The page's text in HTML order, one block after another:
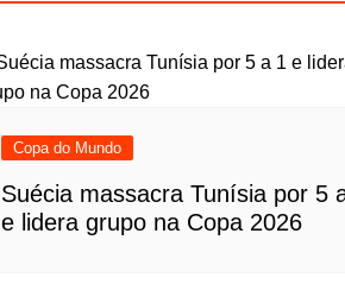
Copa do Mundo
Suécia massacra Tunísia por 5
e lidera grupo na Copa 2026